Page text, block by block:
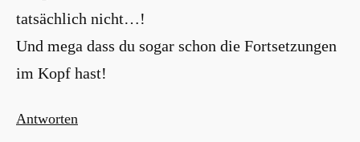
tatsächlich nicht…!
Und mega dass du sogar schon die Fortsetzungen
im Kopf hast!
Antworten